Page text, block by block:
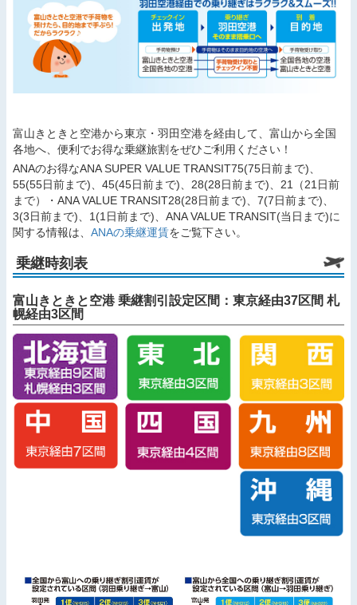
富山きときと空港から東京・羽田空港を経由して、富山から全国
各地へ、便利でお得な乗継旅割をぜひご利用ください！
ANAのお得なANA SUPER VALUE TRANSIT75(75日前まで)、
55(55日前まで)、45(45日前まで)、28(28日前まで)、21（21日前
まで）・ANA VALUE TRANSIT28(28日前まで)、7(7日前まで)、
3(3日前まで)、1(1日前まで)、ANA VALUE TRANSIT(当日まで)に
関する情報は、 ANAの乗継運賃をご覧下さい。
乗継時刻表
富山きときと空港 乗継割引設定区間：東京経由37区間 札
幌経由3区間